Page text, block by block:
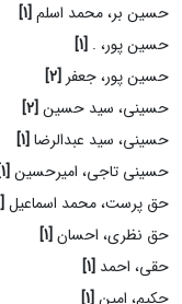
حسین بر، محمد اسلم [1]
حسین پور، . [1]
حسین پور، جعفر [2]
حسینی، سید حسین [2]
حسینی، سید عبدالرضا [1]
حسینی تاجی، امیرحسین [1]
حق پرست، محمد اسماعیل [1]
حق نظری، احسان [1]
حقی، احمد [1]
حکیم، امین [1]